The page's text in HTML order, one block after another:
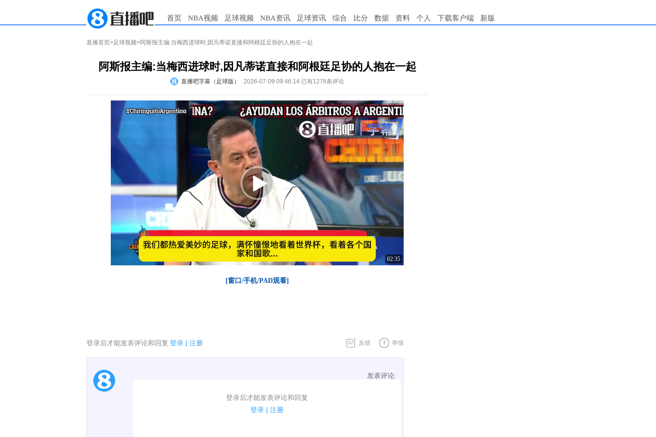
首页 NBA视频 足球视频 NBA资讯 足球资讯 综合 比分 数据 资料 个人 下载客户端 新版
直播首页>足球视频>阿斯报主编:当梅西进球时,因凡蒂诺直接和阿根廷足协的人抱在一起
阿斯报主编:当梅西进球时,因凡蒂诺直接和阿根廷足协的人抱在一起
直播吧字幕（足球版） 2026-07-09 09:46:14 已有1276条评论
02:35
[窗口/手机/PAD观看]
登录后才能发表评论和回复 登录 | 注册 反馈 举报
发表评论:
登录后才能发表评论和回复
登录 | 注册
1.电脑端新用户可以发表评论了！